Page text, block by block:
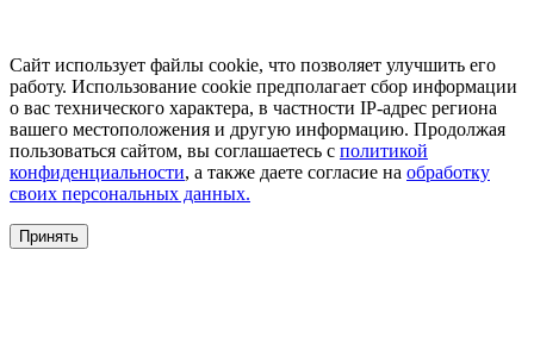
Сайт использует файлы cookie, что позволяет улучшить его
работу. Использование cookie предполагает сбор информации
о вас технического характера, в частности IP-адрес региона
вашего местоположения и другую информацию. Продолжая
пользоваться сайтом, вы соглашаетесь с политикой
конфиденциальности, а также даете согласие на обработку
своих персональных данных.
Принять